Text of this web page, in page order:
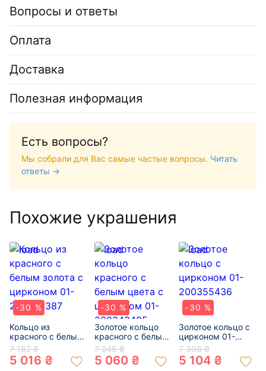
Вопросы и ответы
Оплата
Доставка
Полезная информация
Есть вопросы?
Мы собрали для Вас самые частые вопросы. Читать
ответы →
Похожие украшения
-30 %
Кольцо из
красного с белым
золота с цирконом
01-200330387
7 182 ₴
5 016 ₴
-30 %
Золотое кольцо
красного с белым
цвета с цирконом
01-200343405
7 245 ₴
5 060 ₴
-30 %
Золотое кольцо с
цирконом 01-
200355436
7 308 ₴
5 104 ₴